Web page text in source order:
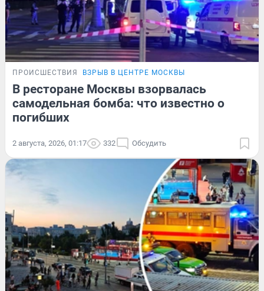
ПРОИСШЕСТВИЯ ВЗРЫВ В ЦЕНТРЕ МОСКВЫ
В ресторане Москвы взорвалась
самодельная бомба: что известно о
погибших
2 августа, 2026, 01:17 332 Обсудить